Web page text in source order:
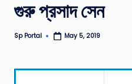
গুরু প্রসাদ সেন
Posted
Sp Portal May 5, 2019